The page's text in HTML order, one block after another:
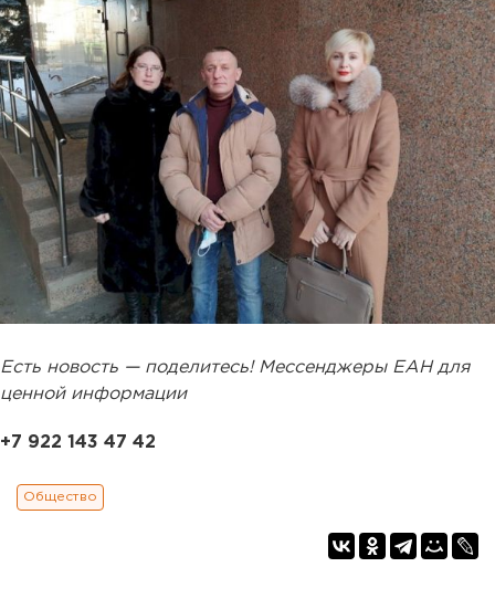
Есть новость — поделитесь! Мессенджеры ЕАН для
ценной информации
+7 922 143 47 42
Общество